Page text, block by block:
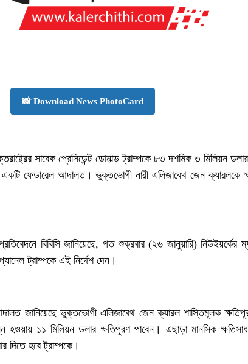
📸 Download News PhotoCard
সাবেক প্রেসিডেন্ট ডোনাল্ড ট্রাম্পকে ৮৩ দশমিক ৩ মিলিয়ন
একটি ফেডারেল আদালত। ভুক্তভোগী নারী এলিজাবেথ জেন ক্যারলকে
বিবিসি জানিয়েছে, গত শুক্রবার (২৬ জানুয়ারি) নিউইয়র্কের
ট্রাম্পকে এই নির্দেশ দেন।
জানিয়েছে ভুক্তভোগী এলিজাবেথ জেন ক্যারল শাস্তিমূলক
১১ মিলিয়ন ডলার ক্ষতিপূরণ পাবেন। এছাড়া মানসিক
দিতে হবে ট্রাম্পকে।